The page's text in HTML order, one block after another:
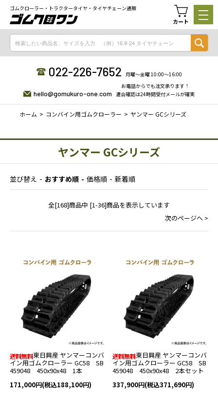
ゴムクローラー・トラクタータイヤ・タイヤチェーン通販
カート
022-226-7652 月曜〜金曜 10:00〜16:00
hello@gomukuro-one.com
お電話からでも注文承ります！
適合確認は24時間受付メールが確実
ホーム コンバイン用ゴムクローラー ヤンマー GCシリーズ
ヤンマー GCシリーズ
並び替え おすすめ順 価格順 新着順
全[168]商品中 [1-36]商品を表示しています
次のページへ >
東日興産 ヤンマーコンバ
イン用ゴムクローラー GC58 SB
459048 450x90x48 1本
171,000円(税込188,100円)
東日興産 ヤンマーコンバ
イン用ゴムクローラー GC58 SB
459048 450x90x48 2本セット
337,900円(税込371,690円)